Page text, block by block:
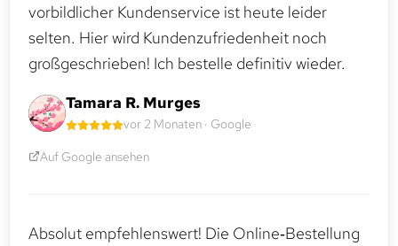
vorbildlicher Kundenservice ist heute leider
selten. Hier wird Kundenzufriedenheit noch
großgeschrieben! Ich bestelle definitiv wieder.
Tamara R. Murges
vor 2 Monaten · Google
Auf Google ansehen
Absolut empfehlenswert! Die Online‑Bestellung